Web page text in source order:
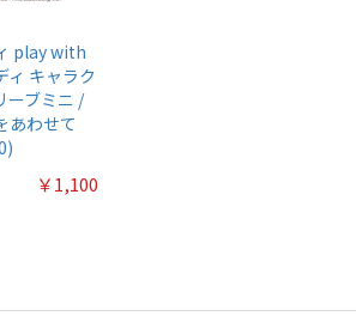
play with
ィ キャラク
ーブミニ /
あわせて
￥1,100